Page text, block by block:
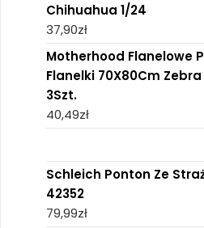
Chihuahua 1/24
37,90zł
Motherhood Flanelowe
Flanelki 70X80Cm
3Szt.
40,49zł
Schleich Ponton Ze
42352
79,99zł